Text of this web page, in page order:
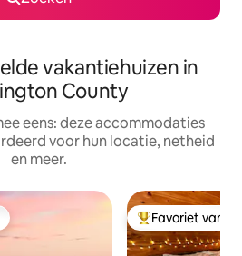
vakantiehuizen in
County
eens: deze accommodaties
voor hun locatie, netheid
en meer.
Topfavoriet van
Favoriet van